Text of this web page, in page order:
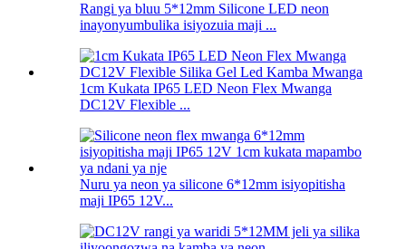
Rangi ya bluu 5*12mm Silicone LED neon
inayonyumbulika isiyozuia maji ...
1cm Kukata IP65 LED Neon Flex Mwanga
DC12V Flexible ...
Nuru ya neon ya silicone 6*12mm isiyopitisha
maji IP65 12V...